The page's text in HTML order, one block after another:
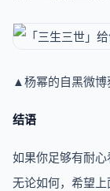
▲杨幂的自黑微博
结语
如果你足够有耐心
无论如何，希望